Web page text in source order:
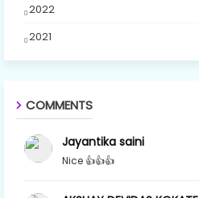
2022
2021
COMMENTS
Jayantika saini
Nice 👍👍👍